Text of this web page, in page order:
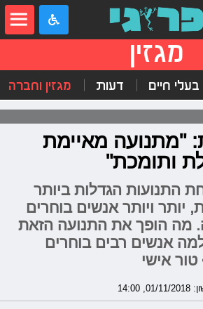
מגזין
בעלי חיים דעות מגזין וחברה
"מתנועה מאיימת
ותומכת"
התנועות הגדלות ביותר
יותר ויותר אנשים בוחרים
מה הופך את התנועה הזאת
אנשים רבים בוחרים
אישי